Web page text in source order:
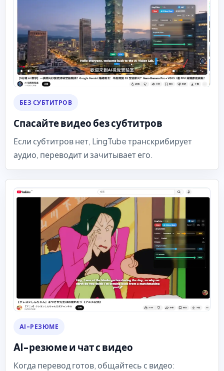
БЕЗ СУБТИТРОВ
Спасайте видео без субтитров
Если субтитров нет, LingTube транскрибирует
аудио, переводит и зачитывает его.
AI-РЕЗЮМЕ
AI-резюме и чат с видео
Когда перевод готов, общайтесь с видео: